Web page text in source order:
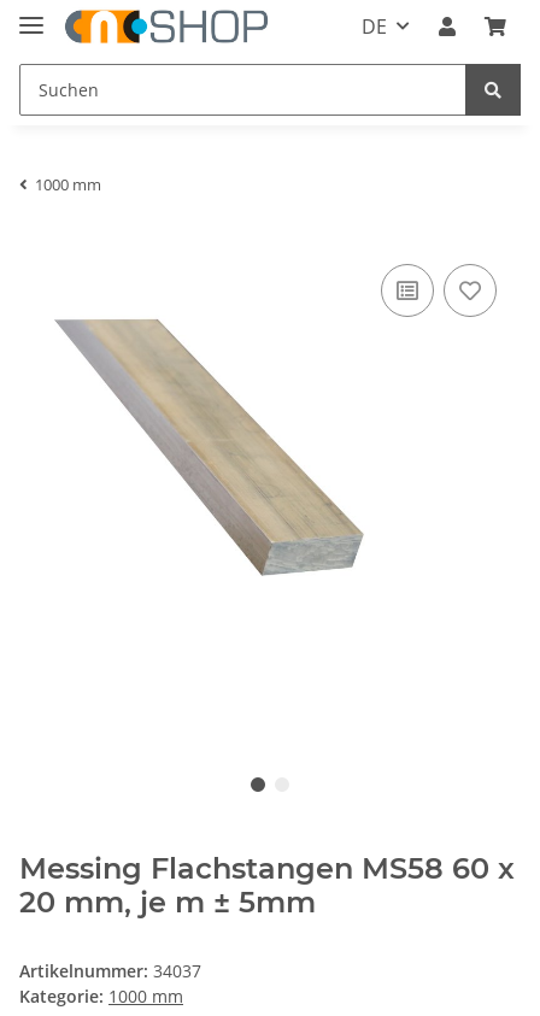
DE
1000 mm
Messing Flachstangen MS58 60 x
20 mm, je m ± 5mm
Artikelnummer: 34037
Kategorie: 1000 mm